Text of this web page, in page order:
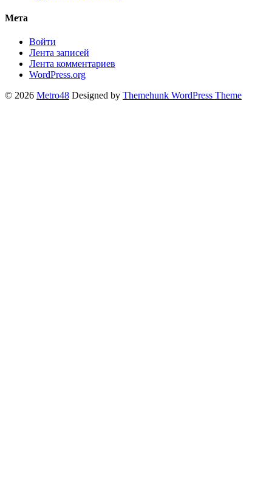
Мета
Войти
Лента записей
Лента комментариев
WordPress.org
© 2026 Metro48 Designed by Themehunk WordPress Theme